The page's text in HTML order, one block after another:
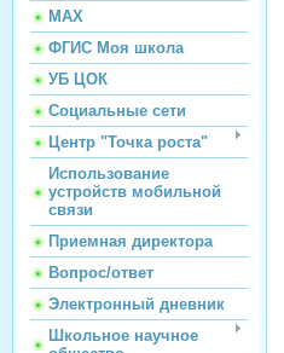
МАХ
ФГИС Моя школа
УБ ЦОК
Социальные сети
Центр "Точка роста"
Использование
устройств мобильной
связи
Приемная директора
Вопрос/ответ
Электронный дневник
Школьное научное